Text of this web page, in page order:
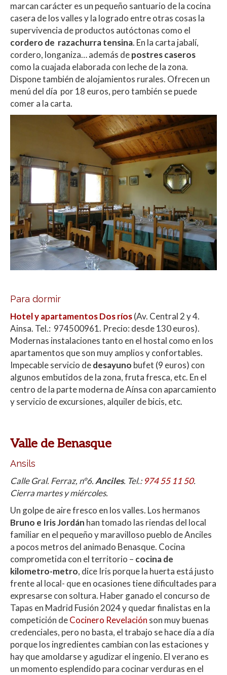
marcan carácter es un pequeño santuario de la cocina
casera de los valles y la logrado entre otras cosas la
supervivencia de productos autóctonas como el
cordero de razachurra tensina. En la carta jabalí,
cordero, longaniza… además depostres caseros
como la cuajada elaborada con leche de la zona.
Dispone también de alojamientos rurales. Ofrecen un
menú del día por 18 euros, pero también se puede
comer a la carta.
Para dormir
Hotel y apartamentos Dos ríos(Av. Central 2 y 4.
Ainsa. Tel.: 974500961. Precio: desde 130 euros).
Modernas instalaciones tanto en el hostal como en los
apartamentos que son muy amplios y confortables.
Impecable servicio dedesayuno bufet (9 euros) con
algunos embutidos de la zona, fruta fresca, etc. En el
centro de la parte moderna de Aínsa con aparcamiento
y servicio de excursiones, alquiler de bicis, etc.
Valle de Benasque
Ansils
Calle Gral. Ferraz, n°6.Anciles. Tel.: 974 55 11 50.
Cierra martes y miércoles.
Un golpe de aire fresco en los valles. Los hermanos
Bruno e Iris Jordán han tomado las riendas del local
familiar en el pequeño y maravilloso pueblo de Anciles
a pocos metros del animado Benasque. Cocina
comprometida con el territorio – cocina de
kilometro-metro, dice Iris porque la huerta está justo
frente al local- que en ocasiones tiene dificultades para
expresarse con soltura. Haber ganado el concurso de
Tapas en Madrid Fusión 2024 y quedar finalistas en la
competición deCocinero Revelación son muy buenas
credenciales, pero no basta, el trabajo se hace día a día
porque los ingredientes cambian con las estaciones y
hay que amoldarse y agudizar el ingenio. El verano es
un momento esplendido para cocinar verduras en el